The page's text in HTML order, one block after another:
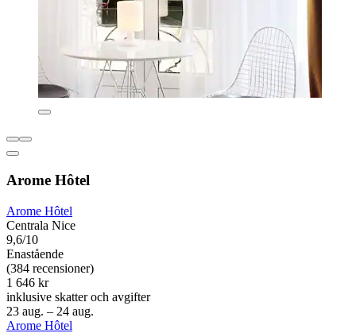
Arome Hôtel
Arome Hôtel
Centrala Nice
9,6/10
Enastående
(384 recensioner)
1 646 kr
inklusive skatter och avgifter
23 aug. – 24 aug.
Arome Hôtel